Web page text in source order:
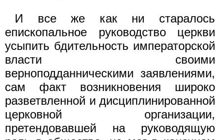
И все же как ни старалось
епископальное руководство церкви
усыпить бдительность императорской
власти своими
верноподданническими заявлениями,
сам факт возникновения широко
разветвленной и дисциплинированной
церковной организации,
претендовавшей на руководящую